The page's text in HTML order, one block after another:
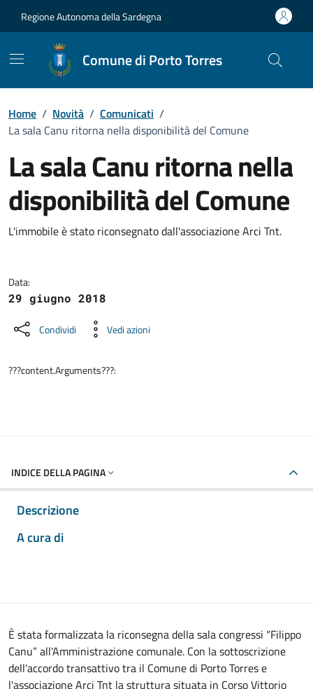
Regione Autonoma della Sardegna
Comune di Porto Torres
Home / Novità / Comunicati /
La sala Canu ritorna nella disponibilità del Comune
La sala Canu ritorna nella
disponibilità del Comune
Dettagli della notizia
L'immobile è stato riconsegnato dall'associazione Arci Tnt.
Data:
29 giugno 2018
Condividi Vedi azioni
???content.Arguments???:
INDICE DELLA PAGINA
Descrizione
A cura di
È stata formalizzata la riconsegna della sala congressi “Filippo
Canu” all'Amministrazione comunale. Con la sottoscrizione
dell'accordo transattivo tra il Comune di Porto Torres e
l'associazione Arci Tnt la struttura situata in Corso Vittorio